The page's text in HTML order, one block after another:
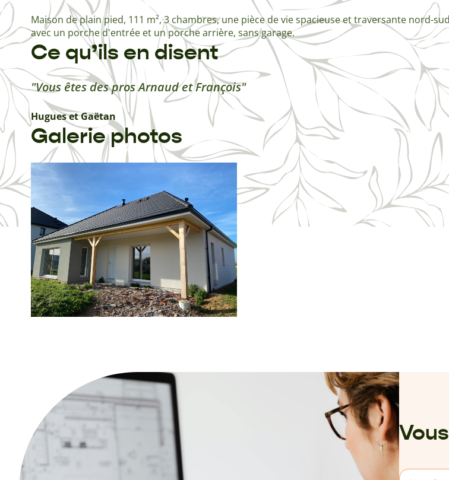
Maison de plain pied, 111 m², 3 chambres, une pièce de vie spacieuse et traversante nord-
avec un porche d'entrée et un porche arrière, sans garage.
Ce qu’ils en disent
Vous êtes des pros Arnaud et François
Hugues et Gaëtan
Galerie photos